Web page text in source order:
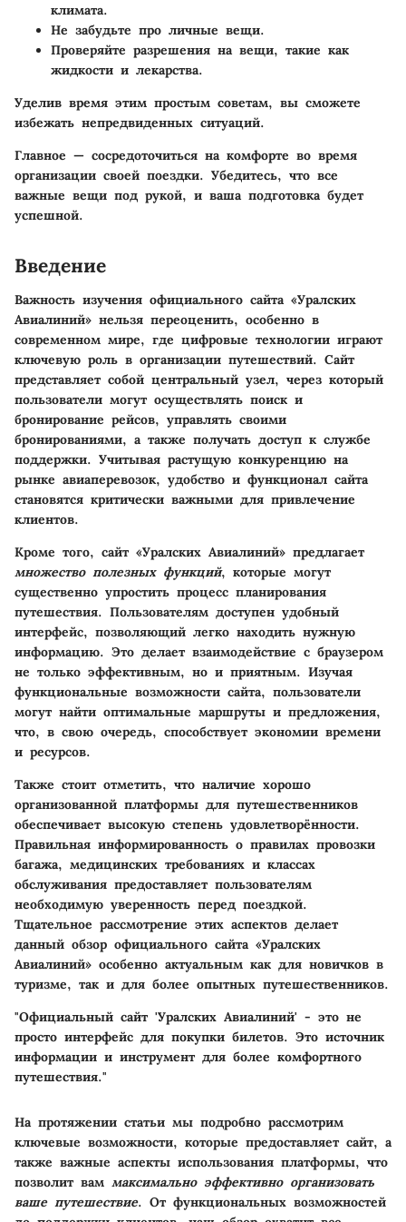
климата.
Не забудьте про личные вещи.
Проверяйте разрешения на вещи, такие как
жидкости и лекарства.
Уделив время этим простым советам, вы сможете
избежать непредвиденных ситуаций.
Главное — сосредоточиться на комфорте во время
организации своей поездки. Убедитесь, что все
важные вещи под рукой, и ваша подготовка будет
успешной.
Введение
Важность изучения официального сайта «Уралских
Авиалиний» нельзя переоценить, особенно в
современном мире, где цифровые технологии играют
ключевую роль в организации путешествий. Сайт
представляет собой центральный узел, через который
пользователи могут осуществлять поиск и
бронирование рейсов, управлять своими
бронированиями, а также получать доступ к службе
поддержки. Учитывая растущую конкуренцию на
рынке авиаперевозок, удобство и функционал сайта
становятся критически важными для привлечение
клиентов.
Кроме того, сайт «Уралских Авиалиний» предлагает
множество полезных функций, которые могут
существенно упростить процесс планирования
путешествия. Пользователям доступен удобный
интерфейс, позволяющий легко находить нужную
информацию. Это делает взаимодействие с браузером
не только эффективным, но и приятным. Изучая
функциональные возможности сайта, пользователи
могут найти оптимальные маршруты и предложения,
что, в свою очередь, способствует экономии времени
и ресурсов.
Также стоит отметить, что наличие хорошо
организованной платформы для путешественников
обеспечивает высокую степень удовлетворённости.
Правильная информированность о правилах провозки
багажа, медицинских требованиях и классах
обслуживания предоставляет пользователям
необходимую уверенность перед поездкой.
Тщательное рассмотрение этих аспектов делает
данный обзор официального сайта «Уралских
Авиалиний» особенно актуальным как для новичков в
туризме, так и для более опытных путешественников.
"Официальный сайт 'Уралских Авиалиний' - это не
просто интерфейс для покупки билетов. Это источник
информации и инструмент для более комфортного
путешествия."
На протяжении статьи мы подробно рассмотрим
ключевые возможности, которые предоставляет сайт, а
также важные аспекты использования платформы, что
позволит вам максимально эффективно организовать
ваше путешествие. От функциональных возможностей